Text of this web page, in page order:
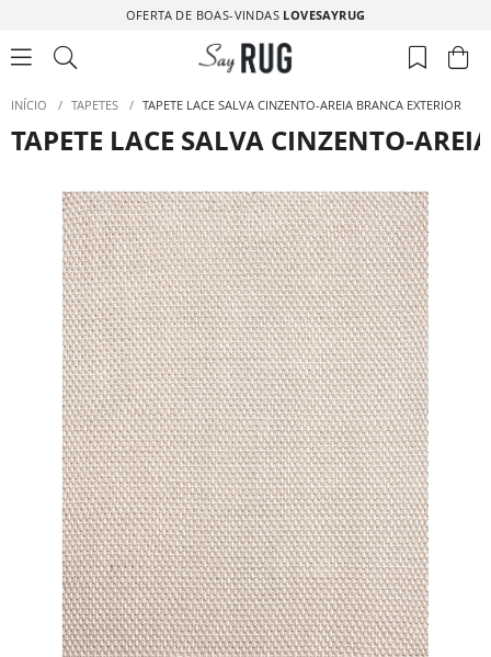
OFERTA DE BOAS-VINDAS LOVESAYRUG
INÍCIO / TAPETES / TAPETE LACE SALVA CINZENTO-AREIA BRANCA EXTERIOR
TAPETE LACE SALVA CINZENTO-